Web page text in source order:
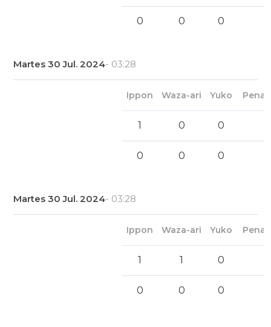
0 0 0
Martes 30 Jul. 2024- 03:28
Ippon Waza-ari Yuko
1 0 0
0 0 0
Martes 30 Jul. 2024- 03:28
Ippon Waza-ari Yuko
1 1 0
0 0 0